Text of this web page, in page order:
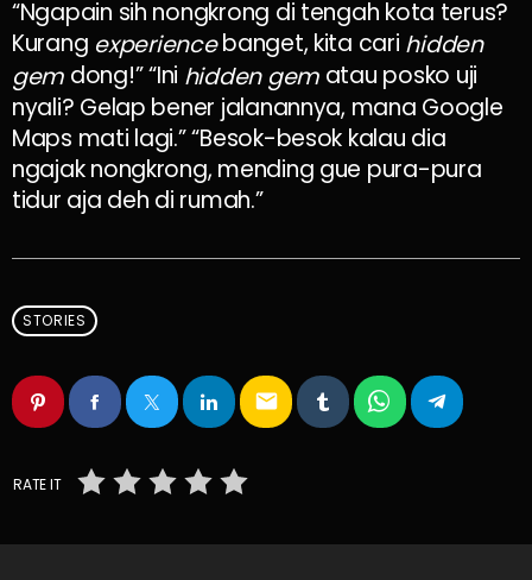
“Ngapain sih nongkrong di tengah kota terus?
Kurang experiencebanget, kita cari hidden
gem dong!” “Ini hidden gem atau posko uji
nyali? Gelap bener jalanannya, mana Google
Maps mati lagi.” “Besok-besok kalau dia
ngajak nongkrong, mending gue pura-pura
tidur aja deh di rumah.”
STORIES
email
RATE IT